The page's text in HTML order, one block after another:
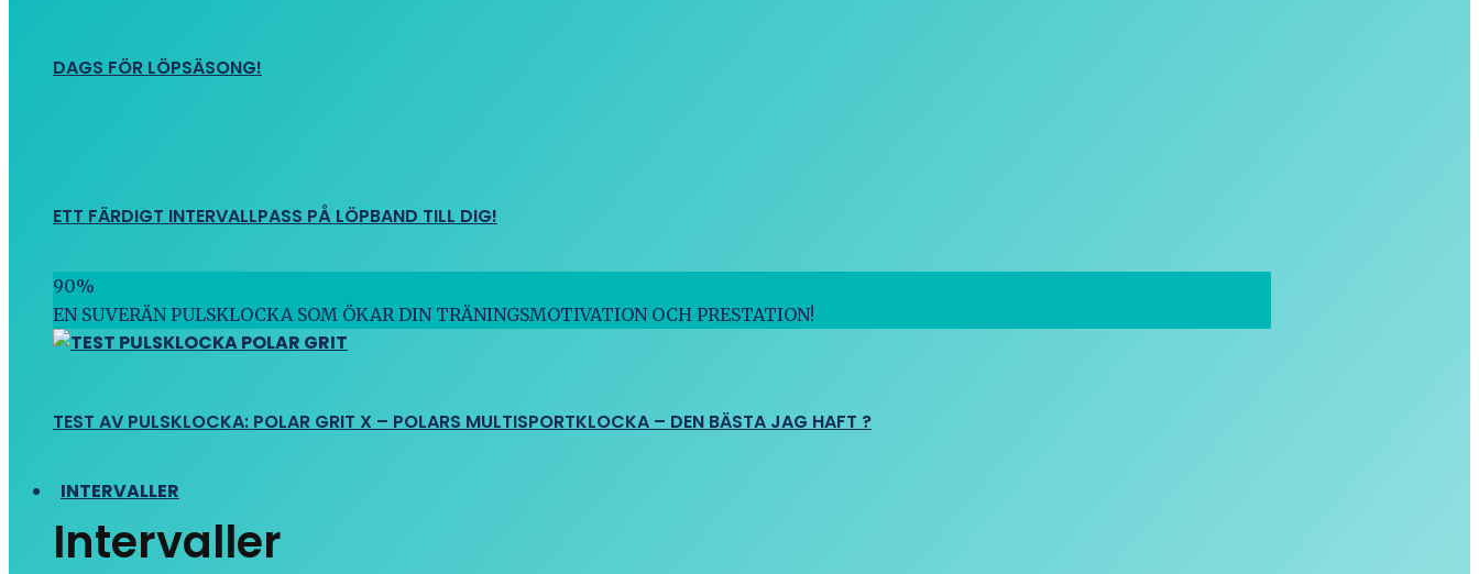
DAGS FÖR LÖPSÄSONG!
ETT FÄRDIGT INTERVALLPASS PÅ LÖPBAND TILL DIG!
90%
EN SUVERÄN PULSKLOCKA SOM ÖKAR DIN TRÄNINGSMOTIVATION OCH PRESTATION!
TEST AV PULSKLOCKA: POLAR GRIT X – POLARS MULTISPORTKLOCKA – DEN BÄSTA JAG HAFT ?
INTERVALLER
Intervaller